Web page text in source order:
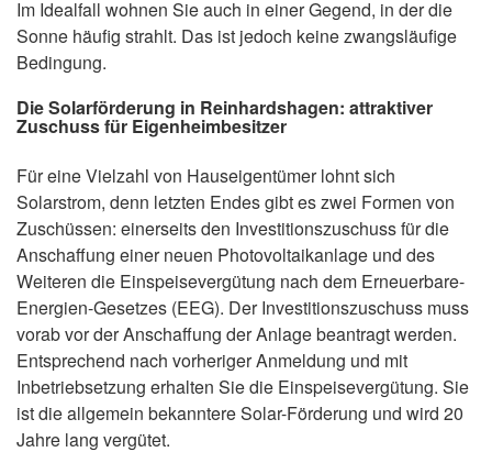
Im Idealfall wohnen Sie auch in einer Gegend, in der die
Sonne häufig strahlt. Das ist jedoch keine zwangsläufige
Bedingung.
Die Solarförderung in Reinhardshagen: attraktiver
Zuschuss für Eigenheimbesitzer
Für eine Vielzahl von Hauseigentümer lohnt sich
Solarstrom, denn letzten Endes gibt es zwei Formen von
Zuschüssen: einerseits den Investitionszuschuss für die
Anschaffung einer neuen Photovoltaikanlage und des
Weiteren die Einspeisevergütung nach dem Erneuerbare-
Energien-Gesetzes (EEG). Der Investitionszuschuss muss
vorab vor der Anschaffung der Anlage beantragt werden.
Entsprechend nach vorheriger Anmeldung und mit
Inbetriebsetzung erhalten Sie die Einspeisevergütung. Sie
ist die allgemein bekanntere Solar-Förderung und wird 20
Jahre lang vergütet.